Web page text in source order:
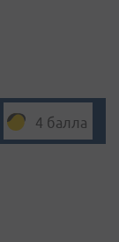
4 балла